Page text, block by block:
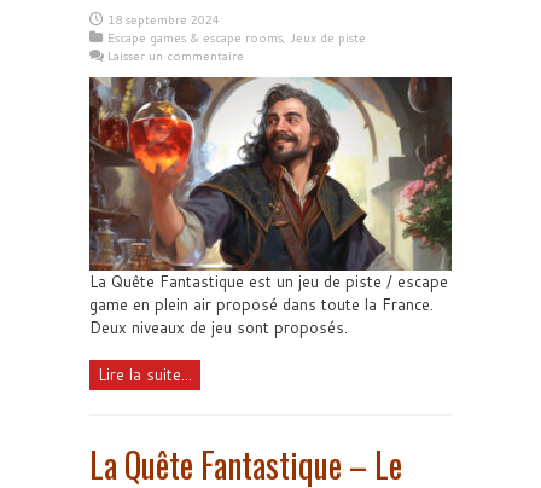
18 septembre 2024
Escape games & escape rooms, Jeux de piste
Laisser un commentaire
La Quête Fantastique est un jeu de piste / escape
game en plein air proposé dans toute la France.
Deux niveaux de jeu sont proposés.
Lire la suite...
La Quête Fantastique – Le